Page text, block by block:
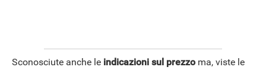
Sconosciute anche le indicazioni sul prezzoma, viste le